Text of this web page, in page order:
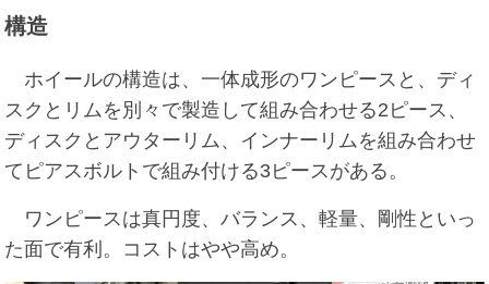
構造
ホイールの構造は、一体成形のワンピースと、ディ
スクとリムを別々で製造して組み合わせる2ピース、
ディスクとアウターリム、インナーリムを組み合わせ
てピアスボルトで組み付ける3ピースがある。
ワンピースは真円度、バランス、軽量、剛性といっ
た面で有利。コストはやや高め。